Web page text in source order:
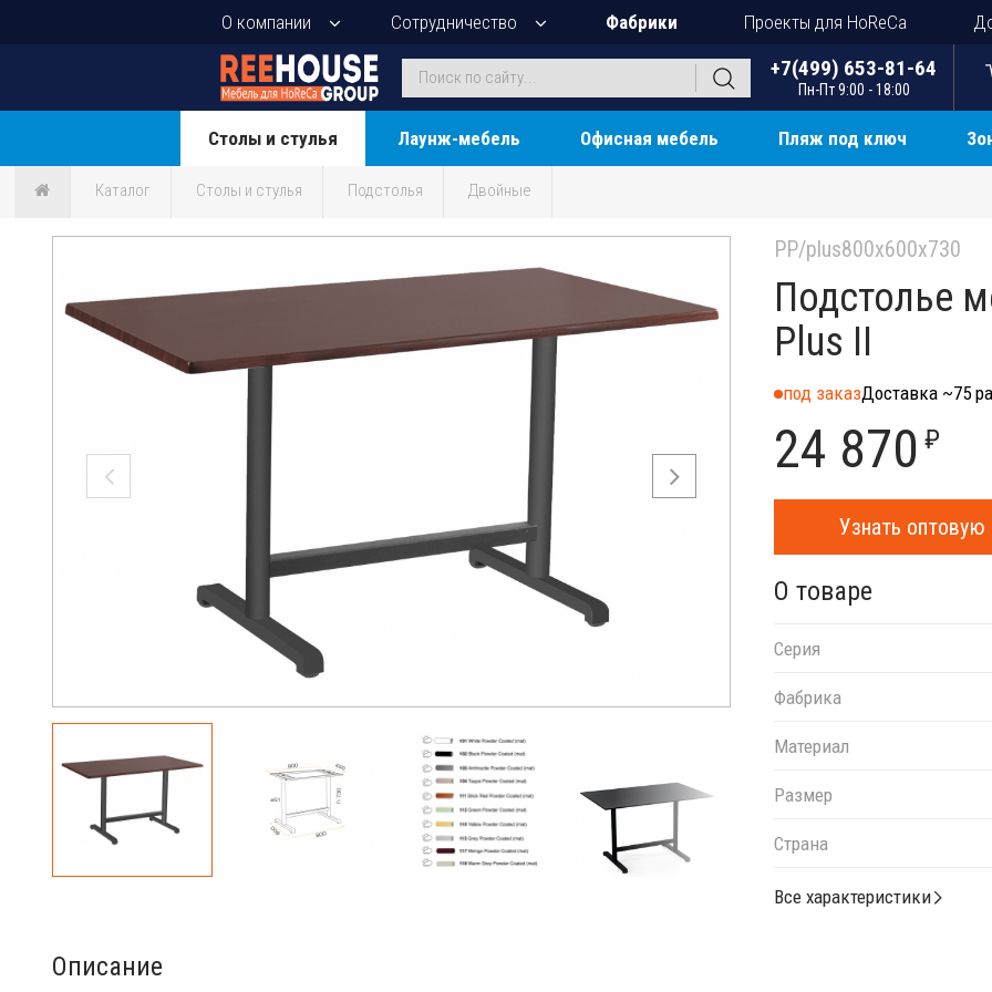
О компании Сотрудничество Фабрики Проекты для HoReCa
+7(499) 653-81-64
Пн-Пт 9:00 - 18:00
Столы и стулья Лаунж-мебель Офисная мебель Пляж под ключ
Каталог Столы и стулья Подстолья Двойные
PP/plus800x600x730
Подстолье
Plus II
под заказДоставка ~75
24 870 ₽
Узнать оптовую
О товаре
Серия
Фабрика
Материал
Размер
Страна
Все характеристики
Описание